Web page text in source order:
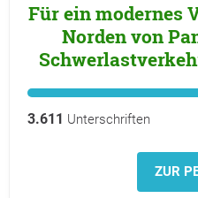
Für ein modernes
Norden von
3.611 Unterschriften
ZUR